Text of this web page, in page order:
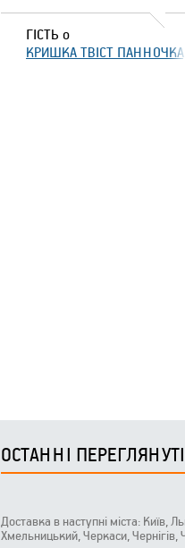
ГІСТЬ о
КРИШКА ТВІСТ
ОСТАННІ
Доставка в наступні міста: Київ,
Хмельницький, Черкаси, Чернігів,